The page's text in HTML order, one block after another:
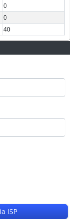
0
0
40
ISP